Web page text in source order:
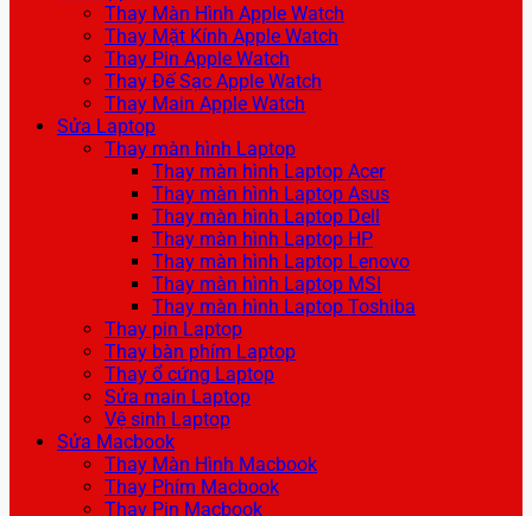
Thay Màn Hình Apple Watch
Thay Mặt Kính Apple Watch
Thay Pin Apple Watch
Thay Đế Sạc Apple Watch
Thay Main Apple Watch
Sửa Laptop
Thay màn hình Laptop
Thay màn hình Laptop Acer
Thay màn hình Laptop Asus
Thay màn hình Laptop Dell
Thay màn hình Laptop HP
Thay màn hình Laptop Lenovo
Thay màn hình Laptop MSI
Thay màn hình Laptop Toshiba
Thay pin Laptop
Thay bàn phím Laptop
Thay ổ cứng Laptop
Sửa main Laptop
Vệ sinh Laptop
Sửa Macbook
Thay Màn Hình Macbook
Thay Phím Macbook
Thay Pin Macbook